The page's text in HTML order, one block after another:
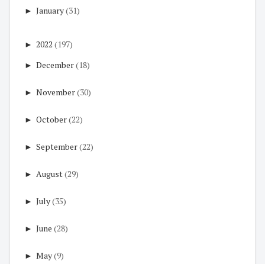
► January(31)
► 2022 (197)
► December(18)
► November(30)
► October(22)
► September(22)
► August(29)
► July(35)
► June (28)
► May(9)